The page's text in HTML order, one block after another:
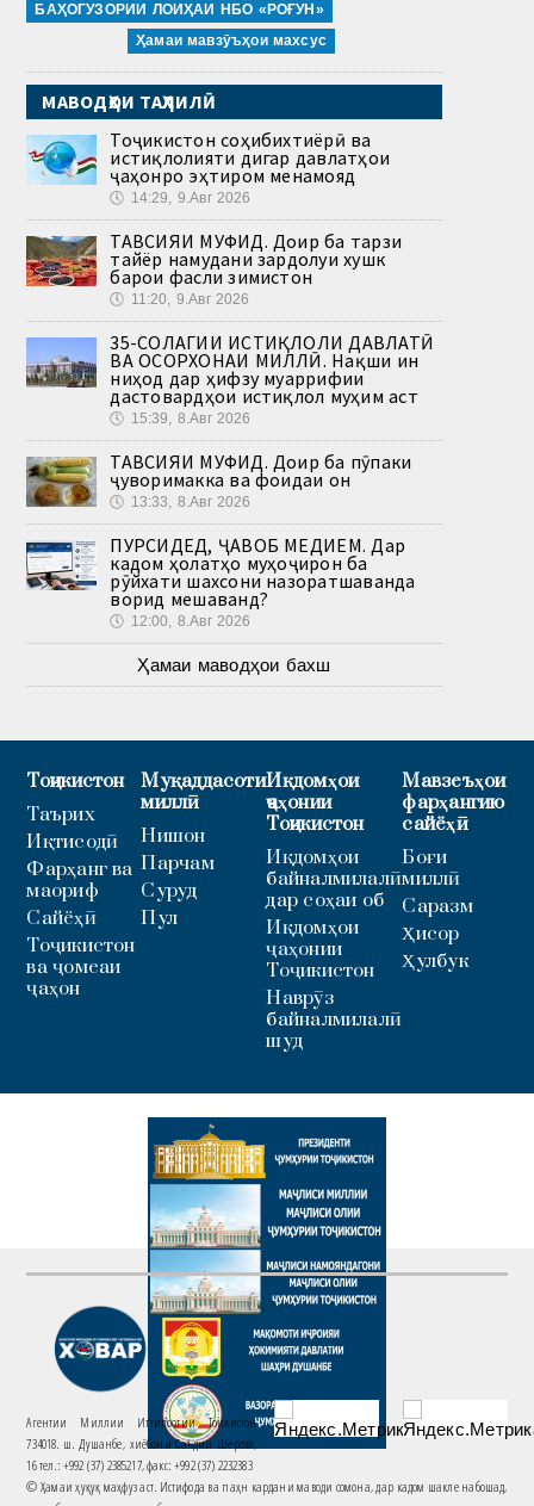
БАҲОГУЗОРИИ ЛОИҲАИ НБО «РОҒУН»
Ҳамаи мавзӯъҳои махсус
МАВОДҲОИ ТАҲЛИЛӢ
Тоҷикистон соҳибихтиёрӣ ва
истиқлолияти дигар давлатҳои
ҷаҳонро эҳтиром менамояд
🕔 14:29, 9.Авг 2026
ТАВСИЯИ МУФИД. Доир ба тарзи
тайёр намудани зардолуи хушк
барои фасли зимистон
🕔 11:20, 9.Авг 2026
35-СОЛАГИИ ИСТИҚЛОЛИ ДАВЛАТӢ
ВА ОСОРХОНАИ МИЛЛӢ. Нақши ин
ниҳод дар ҳифзу муаррифии
дастовардҳои истиқлол муҳим аст
🕔 15:39, 8.Авг 2026
ТАВСИЯИ МУФИД. Доир ба пӯпаки
ҷуворимакка ва фоидаи он
🕔 13:33, 8.Авг 2026
ПУРСИДЕД, ҶАВОБ МЕДИҲЕМ. Дар
кадом ҳолатҳо муҳоҷирон ба
рӯйхати шахсони назоратшаванда
ворид мешаванд?
🕔 12:00, 8.Авг 2026
Ҳамаи маводҳои бахш
Тоҷикистон
Таърих
Иқтисодӣ
Фарҳанг ва
маориф
Сайёҳӣ
Тоҷикистон
ва ҷомеаи
ҷаҳон
Муқаддасоти
миллӣ
Нишон
Парчам
Суруд
Пул
Иқдомҳои
ҷаҳонии
Тоҷикистон
Иқдомҳои
байналмилалӣ
дар соҳаи об
Иқдомҳои
ҷаҳонии
Тоҷикистон
Наврӯз
байналмилалӣ
шуд
Мавзеъҳои
фарҳангию
сайёҳӣ
Боғи
миллӣ
Саразм
Ҳисор
Ҳулбук
Агентии Миллии Иттилоотии Тоҷикистон
734018. ш. Душанбе, хиёбони Саъдии Шерозӣ,
16 тел.: +992 (37) 2385217, факс: +992 (37) 2232383
© Ҳамаи ҳуқуқ маҳфуз аст. Истифода ва паҳн кардани маводи сомона, дар кадом шакле набошад,